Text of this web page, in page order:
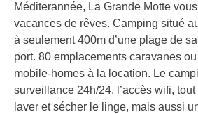
Méditerannée, La Grande Motte
vacances de rêves. Camping situé
à seulement 400m d’une plage de
port. 80 emplacements caravanes
mobile-homes à la location. Le
surveillance 24h/24, l’accès wifi, tout
laver et sécher le linge, mais aussi